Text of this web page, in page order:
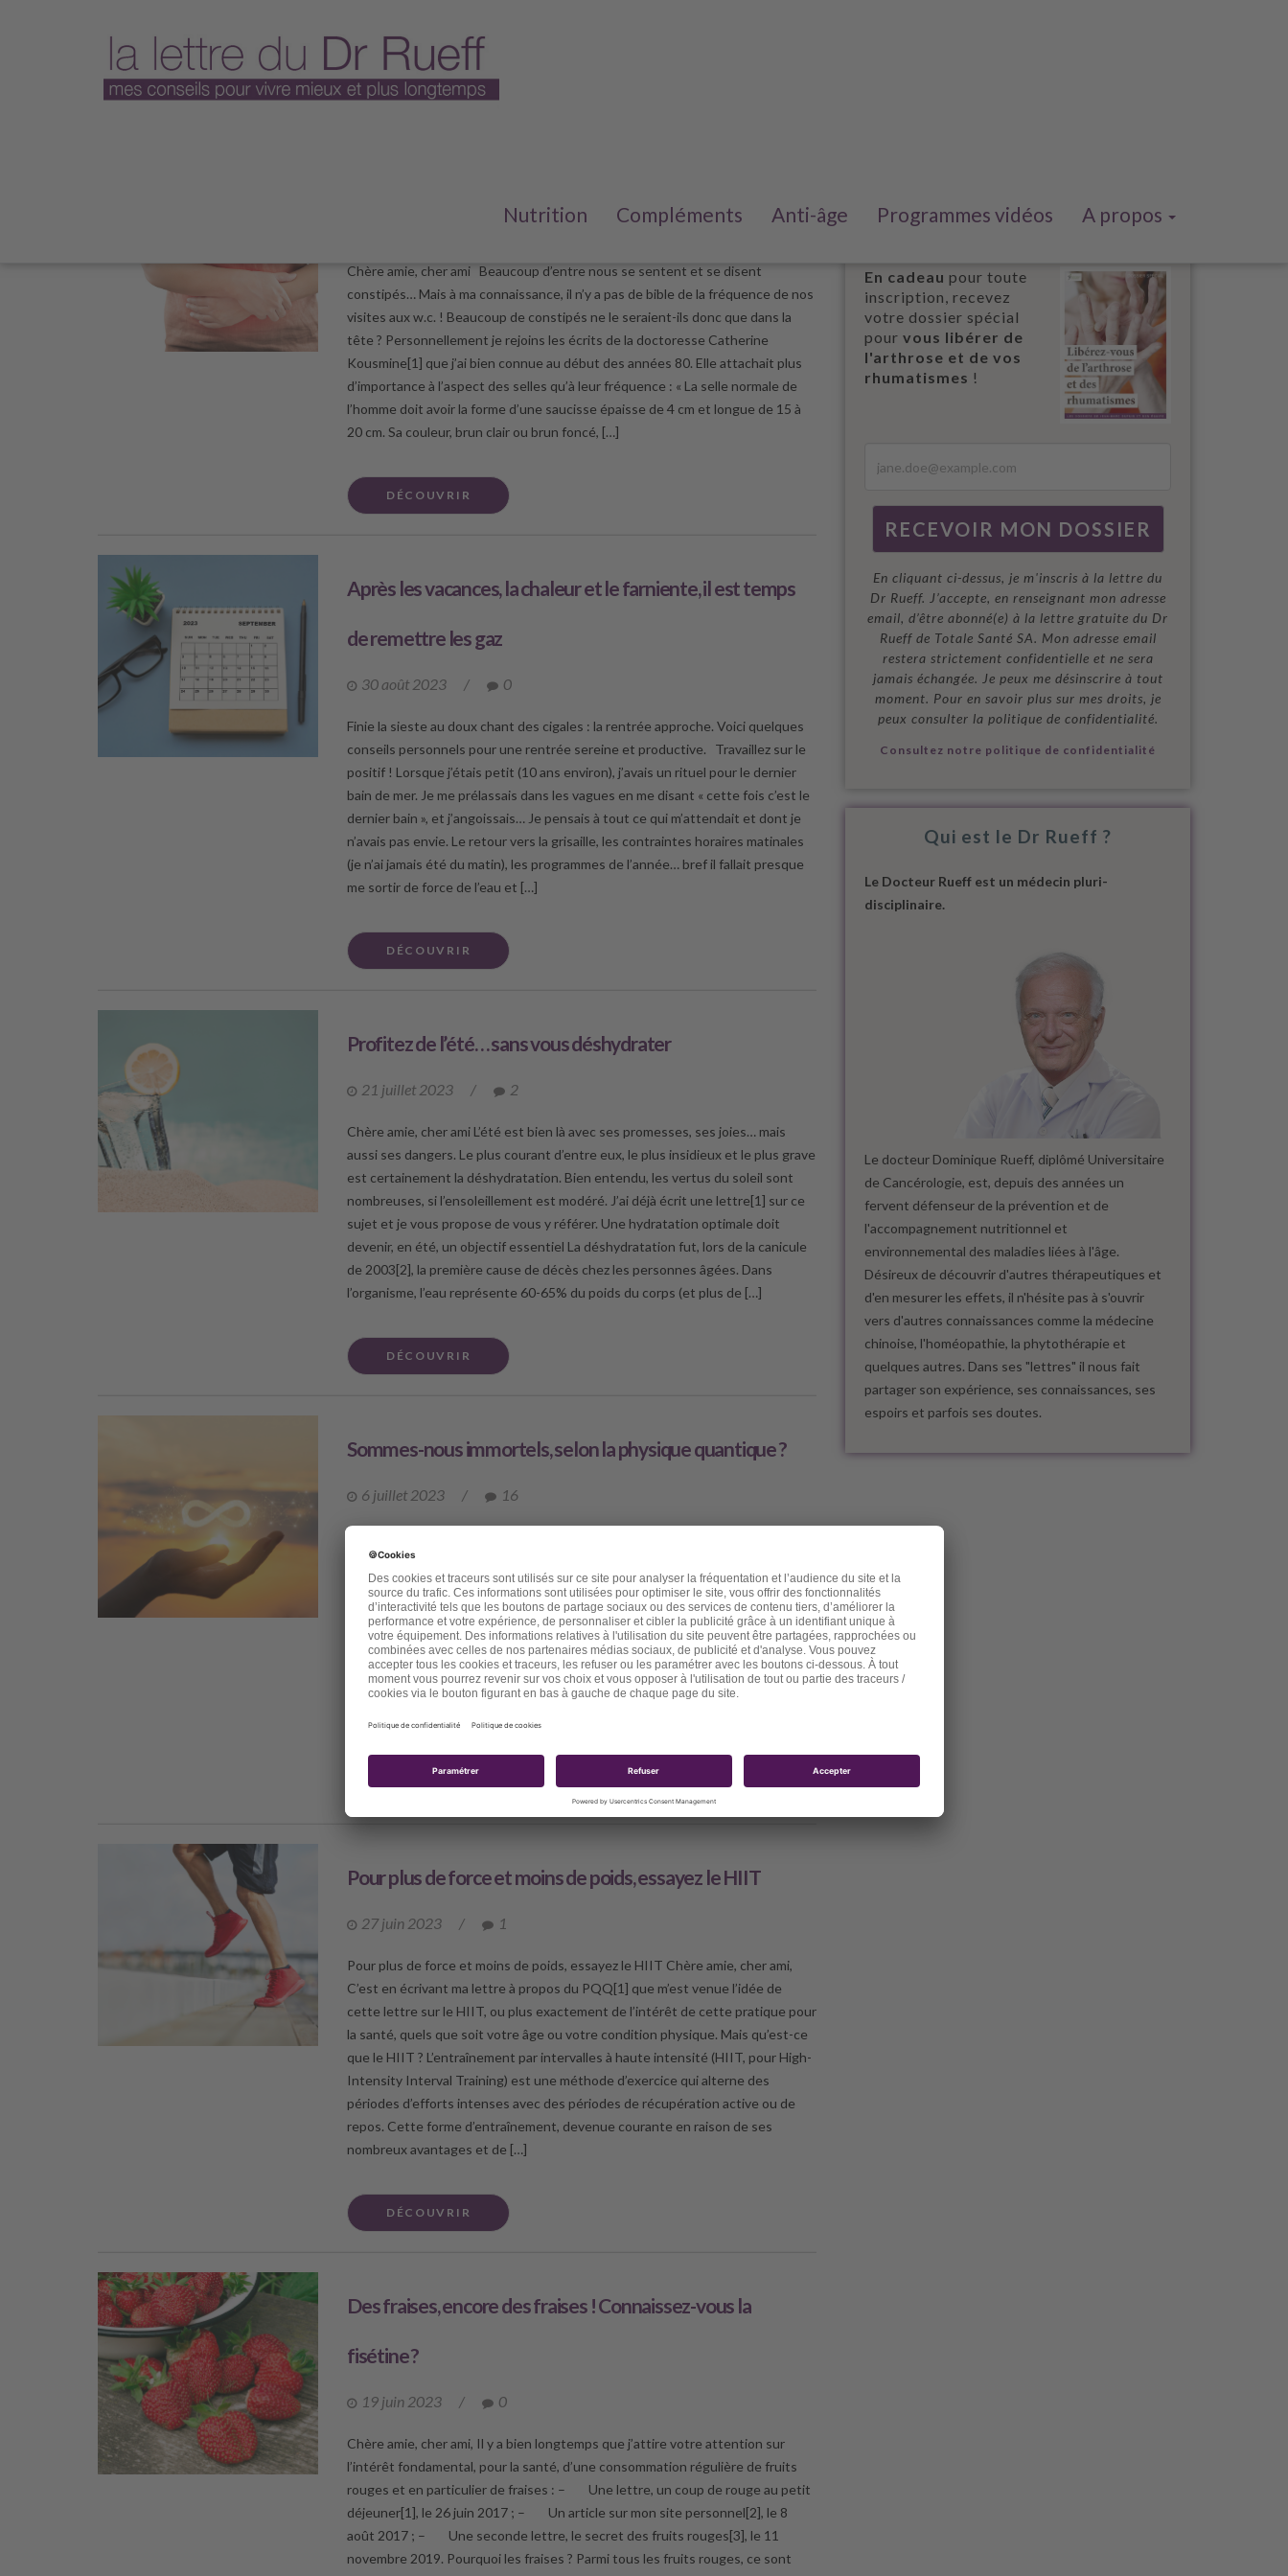
Nutrition Compléments Anti-âge Programmes vidéos A propos
6
Chère amie, cher ami Beaucoup d’entre nous se sentent et se disent
constipés… Mais à ma connaissance, il n’y a pas de bible de la fréquence de nos
visites aux w.c. ! Beaucoup de constipés ne le seraient-ils donc que dans la
tête ? Personnellement je rejoins les écrits de la doctoresse Catherine
Kousmine[1] que j’ai bien connue au début des années 80. Elle attachait plus
d’importance à l’aspect des selles qu’à leur fréquence : « La selle normale de
l’homme doit avoir la forme d’une saucisse épaisse de 4 cm et longue de 15 à
20 cm. Sa couleur, brun clair ou brun foncé, […]
DÉCOUVRIR
Après les vacances, la chaleur et le farniente, il est temps
de remettre les gaz
30 août 2023 / 0
Finie la sieste au doux chant des cigales : la rentrée approche. Voici quelques
conseils personnels pour une rentrée sereine et productive. Travaillez sur le
positif ! Lorsque j’étais petit (10 ans environ), j’avais un rituel pour le dernier
bain de mer. Je me prélassais dans les vagues en me disant « cette fois c’est le
dernier bain », et j’angoissais… Je pensais à tout ce qui m’attendait et dont je
n’avais pas envie. Le retour vers la grisaille, les contraintes horaires matinales
(je n’ai jamais été du matin), les programmes de l’année… bref il fallait presque
me sortir de force de l’eau et […]
DÉCOUVRIR
Profitez de l’été… sans vous déshydrater
21 juillet 2023 / 2
Chère amie, cher ami L’été est bien là avec ses promesses, ses joies… mais
aussi ses dangers. Le plus courant d’entre eux, le plus insidieux et le plus grave
est certainement la déshydratation. Bien entendu, les vertus du soleil sont
nombreuses, si l’ensoleillement est modéré. J’ai déjà écrit une lettre[1] sur ce
sujet et je vous propose de vous y référer. Une hydratation optimale doit
devenir, en été, un objectif essentiel La déshydratation fut, lors de la canicule
de 2003[2], la première cause de décès chez les personnes âgées. Dans
l’organisme, l’eau représente 60-65% du poids du corps (et plus de […]
DÉCOUVRIR
Sommes-nous immortels, selon la physique quantique ?
6 juillet 2023 / 16
pour mieux supporter l’été et surtout pour « moins vieillir en été ». Mais j’ai été
rattrapé par une actualité malheureuse qui m’a donné envie de partager avec
vous une publication à propos de notre possible immortalité quantique. Je
viens de perdre brutalement et soudainement une très chère et très proche
amie, et même plus que cela car nous travaillions parfois en binôme. Elle
s’appelait Christina, elle était psychanalyste et psychothérapeute. Mais ses
talents ne s’arrêtaient pas là : elle utilisait ses indubitables dons de
médiumnité afin de mieux aider […]
DÉCOUVRIR
Pour plus de force et moins de poids, essayez le HIIT
27 juin 2023 / 1
Pour plus de force et moins de poids, essayez le HIIT Chère amie, cher ami,
C’est en écrivant ma lettre à propos du PQQ[1] que m’est venue l’idée de
cette lettre sur le HIIT, ou plus exactement de l’intérêt de cette pratique pour
la santé, quels que soit votre âge ou votre condition physique. Mais qu’est-ce
que le HIIT ? L’entraînement par intervalles à haute intensité (HIIT, pour High-
Intensity Interval Training) est une méthode d’exercice qui alterne des
périodes d’efforts intenses avec des périodes de récupération active ou de
repos. Cette forme d’entraînement, devenue courante en raison de ses
nombreux avantages et de […]
DÉCOUVRIR
Des fraises, encore des fraises ! Connaissez-vous la
fisétine ?
19 juin 2023 / 0
Chère amie, cher ami, Il y a bien longtemps que j’attire votre attention sur
l’intérêt fondamental, pour la santé, d’une consommation régulière de fruits
rouges et en particulier de fraises : – Une lettre, un coup de rouge au petit
déjeuner[1], le 26 juin 2017 ; – Un article sur mon site personnel[2], le 8
août 2017 ; – Une seconde lettre, le secret des fruits rouges[3], le 11
novembre 2019. Pourquoi les fraises ? Parmi tous les fruits rouges, ce sont
En cadeau pour toute
inscription, recevez
votre dossier spécial
pour vous libérer de
l'arthrose et de vos
rhumatismes !
En cliquant ci-dessus, je m'inscris à la lettre du
Dr Rueff. J’accepte, en renseignant mon adresse
email, d’être abonné(e) à la lettre gratuite du Dr
Rueff de Totale Santé SA. Mon adresse email
restera strictement confidentielle et ne sera
jamais échangée. Je peux me désinscrire à tout
moment. Pour en savoir plus sur mes droits, je
peux consulter la politique de confidentialité.
Consultez notre politique de confidentialité
Qui est le Dr Rueff ?
Le Docteur Rueff est un médecin pluri-
disciplinaire.
Le docteur Dominique Rueff, diplômé Universitaire
de Cancérologie, est, depuis des années un
fervent défenseur de la prévention et de
l'accompagnement nutritionnel et
environnemental des maladies liées à l'âge.
Désireux de découvrir d'autres thérapeutiques et
d'en mesurer les effets, il n'hésite pas à s'ouvrir
vers d'autres connaissances comme la médecine
chinoise, l'homéopathie, la phytothérapie et
quelques autres. Dans ses "lettres" il nous fait
partager son expérience, ses connaissances, ses
espoirs et parfois ses doutes.